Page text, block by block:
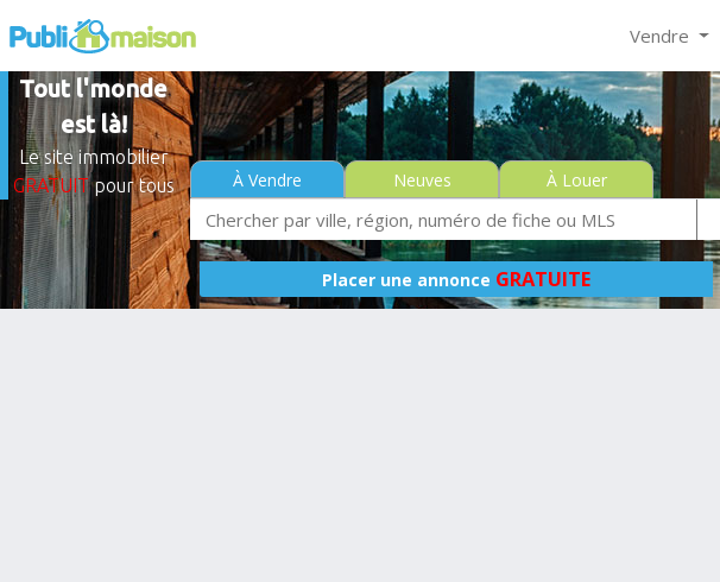
Tout l'monde
est là!
Le site immobilier
GRATUITpour tous
Vendre
À Vendre Neuves
À Louer
Placer une annonce GRATUITE